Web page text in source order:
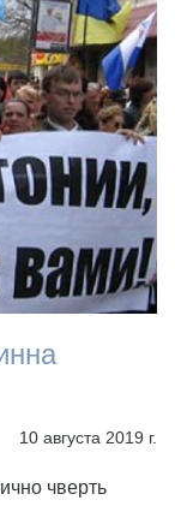
10 августа 2019 г.
чверть